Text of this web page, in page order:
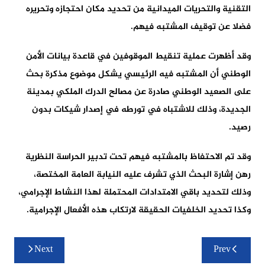
التقنية والتحريات الميدانية من تحديد مكان احتجازه وتحريره
فضلا عن توقيف المشتبه فيهم.
وقد أظهرت عملية تنقيط الموقوفين في قاعدة بيانات الأمن
الوطني أن المشتبه فيه الرئيسي يشكل موضوع مذكرة بحث
على الصعيد الوطني صادرة عن مصالح الدرك الملكي بمدينة
الجديدة، وذلك للاشتباه في تورطه في إصدار شيكات بدون
رصيد.
وقد تم الاحتفاظ بالمشتبه فيهم تحت تدبير الحراسة النظرية
رهن إشارة البحث الذي تشرف عليه النيابة العامة المختصة،
وذلك لتحديد باقي الامتدادات المحتملة لهذا النشاط الإجرامي،
وكذا تحديد الخلفيات الحقيقة لارتكاب هذه الأفعال الإجرامية.
تصفّح
المقالاتPrev
Next